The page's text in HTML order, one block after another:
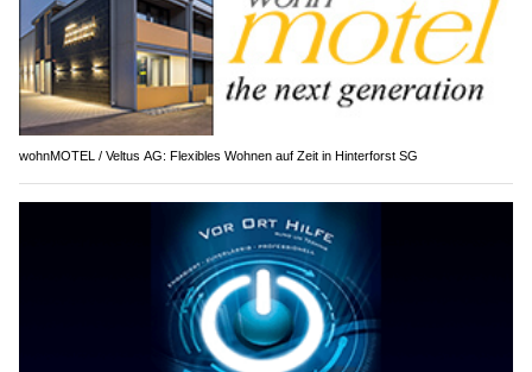
wohnMOTEL / Veltus AG: Flexibles Wohnen auf Zeit in Hinterforst SG